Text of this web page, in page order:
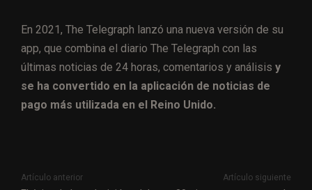
En 2021, The Telegraph lanzó una nueva versión de su
app, que combina el diario The Telegraph con las
últimas noticias de 24 horas, comentarios y análisis y
se ha convertido en la aplicación de noticias de
pago más utilizada en el Reino Unido.
Artículo anterior Artículo siguiente